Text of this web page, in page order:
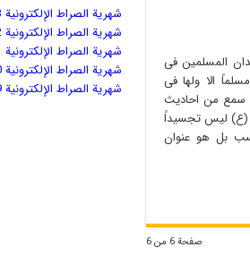
المسلمین فی
الا ولها فی
سمع من احادیث
(ع) لیس تجسیداً
بل هو عنوان
صفحة 6 من 6
شهریة الصراط الإلكترونية 143
شهریة الصراط الإلكترونية 142
شهریة الصراط الإلكترونية 141
شهریة الصراط الإلكترونية 140
شهریة الصراط الإلكترونية 139